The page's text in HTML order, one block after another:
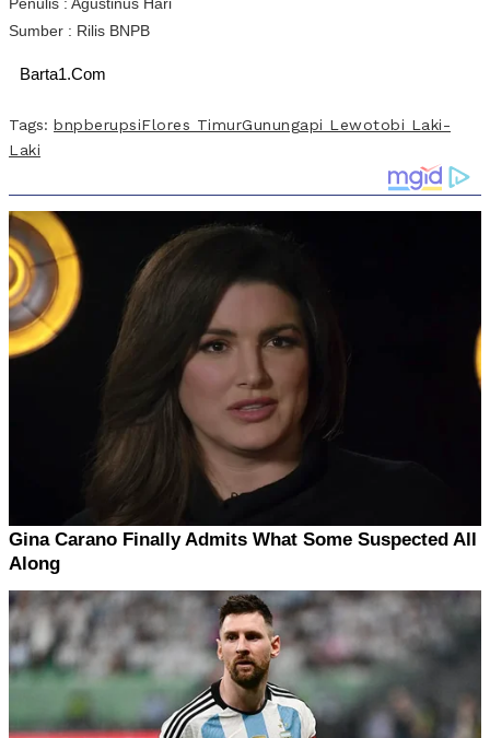
Sumber : Rilis BNPB
Barta1.Com
Tags: bnpberupsiFlores TimurGunungapi Lewotobi Laki-
Laki